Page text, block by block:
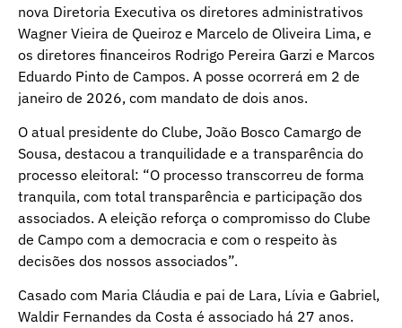
nova Diretoria Executiva os diretores administrativos
Wagner Vieira de Queiroz e Marcelo de Oliveira Lima, e
os diretores financeiros Rodrigo Pereira Garzi e Marcos
Eduardo Pinto de Campos. A posse ocorrerá em 2 de
janeiro de 2026, com mandato de dois anos.
O atual presidente do Clube, João Bosco Camargo de
Sousa, destacou a tranquilidade e a transparência do
processo eleitoral: “O processo transcorreu de forma
tranquila, com total transparência e participação dos
associados. A eleição reforça o compromisso do Clube
de Campo com a democracia e com o respeito às
decisões dos nossos associados”.
Casado com Maria Cláudia e pai de Lara, Lívia e Gabriel,
Waldir Fernandes da Costa é associado há 27 anos.